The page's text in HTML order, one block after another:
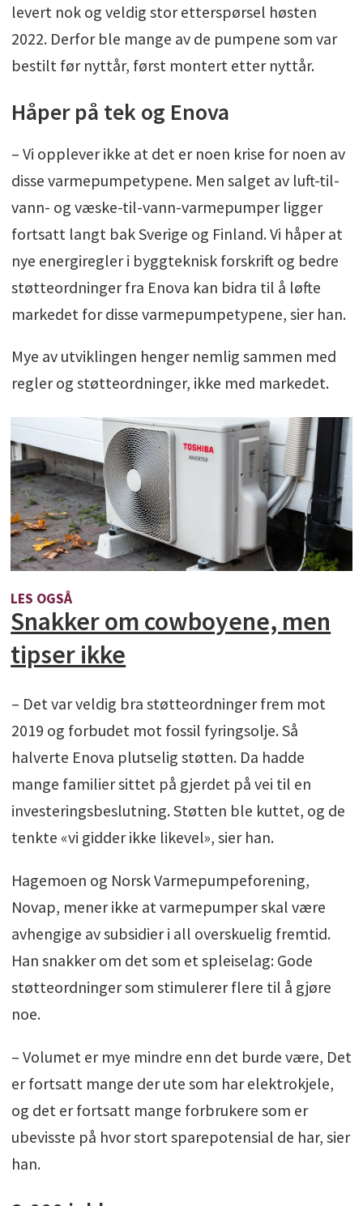
levert nok og veldig stor etterspørsel høsten
2022. Derfor ble mange av de pumpene som var
bestilt før nyttår, først montert etter nyttår.
Håper på tek og Enova
– Vi opplever ikke at det er noen krise for noen av
disse varmepumpetypene. Men salget av luft-til-
vann- og væske-til-vann-varmepumper ligger
fortsatt langt bak Sverige og Finland. Vi håper at
nye energiregler i byggteknisk forskrift og bedre
støtteordninger fra Enova kan bidra til å løfte
markedet for disse varmepumpetypene, sier han.
Mye av utviklingen henger nemlig sammen med
regler og støtteordninger, ikke med markedet.
LES OGSÅ
Snakker om cowboyene, men
tipser ikke
– Det var veldig bra støtteordninger frem mot
2019 og forbudet mot fossil fyringsolje. Så
halverte Enova plutselig støtten. Da hadde
mange familier sittet på gjerdet på vei til en
investeringsbeslutning. Støtten ble kuttet, og de
tenkte «vi gidder ikke likevel», sier han.
Hagemoen og Norsk Varmepumpeforening,
Novap, mener ikke at varmepumper skal være
avhengige av subsidier i all overskuelig fremtid.
Han snakker om det som et spleiselag: Gode
støtteordninger som stimulerer flere til å gjøre
noe.
– Volumet er mye mindre enn det burde være, Det
er fortsatt mange der ute som har elektrokjele,
og det er fortsatt mange forbrukere som er
ubevisste på hvor stort sparepotensial de har, sier
han.